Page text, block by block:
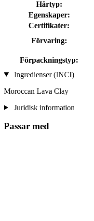
Hårtyp:
Egenskaper:
Certifikater:
Förvaring:
Förpackningstyp:
Ingredienser (INCI)
Moroccan Lava Clay
Juridisk information
Passar med